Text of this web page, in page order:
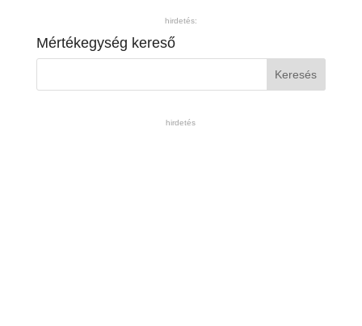
hirdetés:
Mértékegység kereső
hirdetés